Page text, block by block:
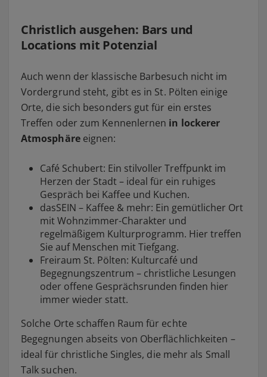
Christlich ausgehen: Bars und
Locations mit Potenzial
Auch wenn der klassische Barbesuch nicht im
Vordergrund steht, gibt es in St. Pölten einige
Orte, die sich besonders gut für ein erstes
Treffen oder zum Kennenlernen in lockerer
Atmosphäreeignen:
Café Schubert: Ein stilvoller Treffpunkt im
Herzen der Stadt – ideal für ein ruhiges
Gespräch bei Kaffee und Kuchen.
dasSEIN – Kaffee & mehr: Ein gemütlicher Ort
mit Wohnzimmer-Charakter und
regelmäßigem Kulturprogramm. Hier treffen
Sie auf Menschen mit Tiefgang.
Freiraum St. Pölten: Kulturcafé und
Begegnungszentrum – christliche Lesungen
oder offene Gesprächsrunden finden hier
immer wieder statt.
Solche Orte schaffen Raum für echte
Begegnungen abseits von Oberflächlichkeiten –
ideal für christliche Singles, die mehr als Small
Talk suchen.